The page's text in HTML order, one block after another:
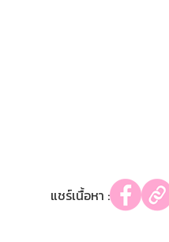
แชร์เนื้อหา :